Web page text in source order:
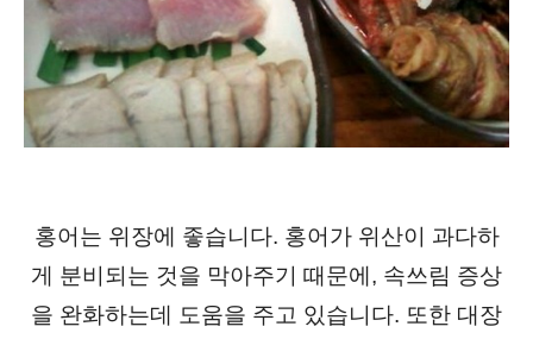
홍어는 위장에 좋습니다. 홍어가 위산이 과다하
게 분비되는 것을 막아주기 때문에, 속쓰림 증상
을 완화하는데 도움을 주고 있습니다. 또한 대장